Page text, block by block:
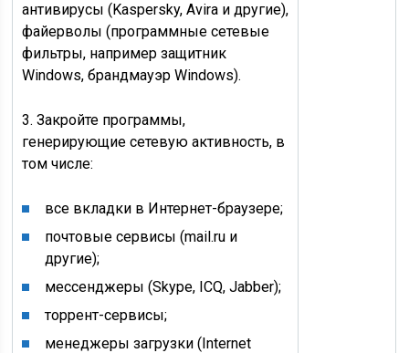
антивирусы (Kaspersky, Avira и другие),
файерволы (программные сетевые
фильтры, например защитник
Windows, брандмауэр Windows).
3. Закройте программы,
генерирующие сетевую активность, в
том числе:
все вкладки в Интернет-браузере;
почтовые сервисы (mail.ru и
другие);
мессенджеры (Skype, ICQ, Jabber);
торрент-сервисы;
менеджеры загрузки (Internet